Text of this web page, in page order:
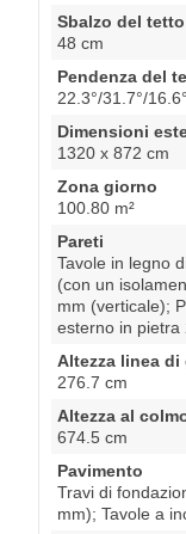
Sbalzo del tetto
48 cm
Pendenza del
22.3°/31.7°/16.6°
Dimensioni
1320 x 872 cm
Zona giorno
100.80 m²
Pareti
Tavole in legno
(con un
mm (verticale);
esterno in pietra
Altezza linea di
276.7 cm
Altezza al
674.5 cm
Pavimento
Travi di
mm); Tavole a